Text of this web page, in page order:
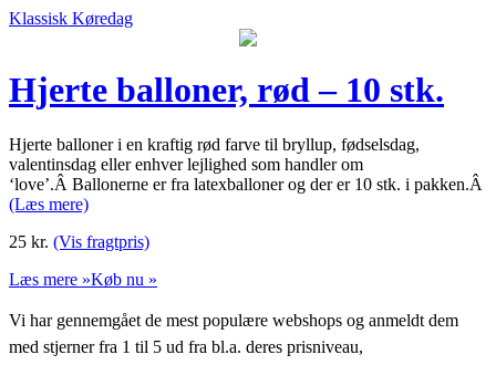
Klassisk Køredag
Hjerte balloner, rød – 10 stk.
Hjerte balloner i en kraftig rød farve til bryllup, fødselsdag,
valentinsdag eller enhver lejlighed som handler om
‘love’.Â Ballonerne er fra latexballoner og der er 10 stk. i pakken.Â
(Læs mere)
25 kr. (Vis fragtpris)
Læs mere »Køb nu »
Vi har gennemgået de mest populære webshops og anmeldt dem
med stjerner fra 1 til 5 ud fra bl.a. deres prisniveau,